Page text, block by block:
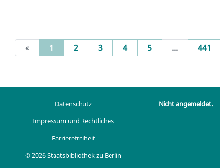
« 1 (current)
2 3 4 5 ... 441
Datenschutz
Impressum und Rechtliches
Barrierefreiheit
© 2026 Staatsbibliothek zu Berlin
Nicht angemeldet.